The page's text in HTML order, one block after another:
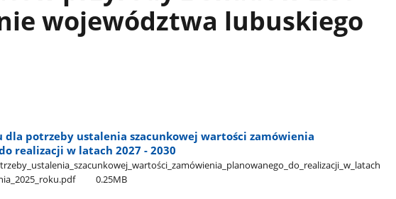
województwa lubuskiego
dla potrzeby ustalenia szacunkowej wartości zamówienia
realizacji w latach 2027 - 2030
0.25MB